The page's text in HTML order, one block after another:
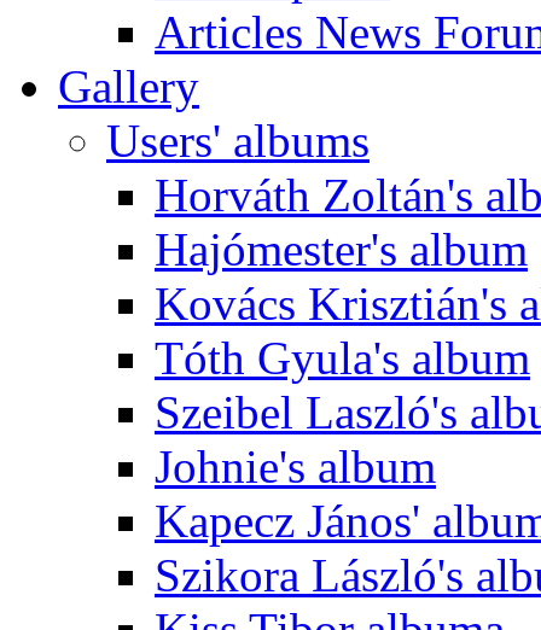
Articles News
Gallery
Users' albums
Horváth Zoltán's
Hajómester's album
Kovács Krisztián's
Tóth Gyula's album
Szeibel Laszló's
Johnie's album
Kapecz János'
Szikora László's